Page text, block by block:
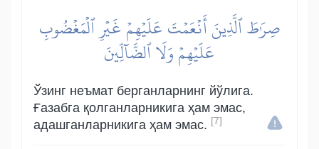
صِرَٰطَ ٱلَّذِينَ أَنۡعَمۡتَ عَلَيۡهِمۡ غَيۡرِ ٱلۡمَغۡضُوبِ
عَلَيۡهِمۡ وَلَا ٱلضَّآلِّينَ
Ўзинг неъмат берганларнинг йўлига.
Ғазабга қолганларникига ҳам эмас,
адашганларникига ҳам эмас. [7]